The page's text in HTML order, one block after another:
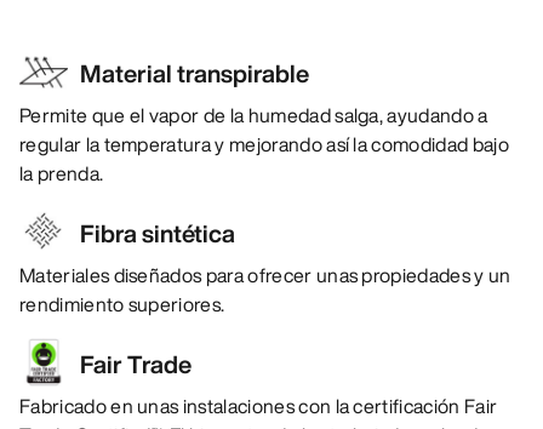
Material transpirable
Permite que el vapor de la humedad salga, ayudando a
regular la temperatura y mejorando así la comodidad bajo
la prenda.
Fibra sintética
Materiales diseñados para ofrecer unas propiedades y un
rendimiento superiores.
Fair Trade
Fabricado en unas instalaciones con la certificación Fair